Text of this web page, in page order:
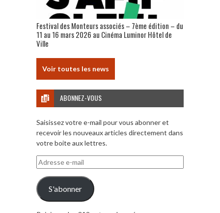
Festival des Monteurs associés – 7ème édition – du
11 au 16 mars 2026 au Cinéma Luminor Hôtel de
Ville
Voir toutes les news
ABONNEZ-VOUS
Saisissez votre e-mail pour vous abonner et
recevoir les nouveaux articles directement dans
votre boite aux lettres.
Adresse
e-
mail
S'abonner